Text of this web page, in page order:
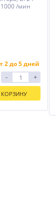
/мин
2 до 5 дней
- +
КОРЗИНУ